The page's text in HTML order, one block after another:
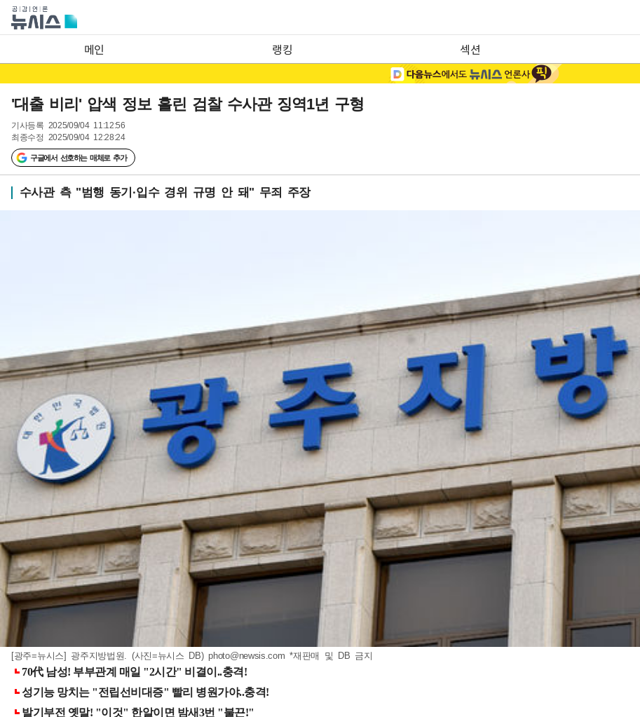
메인 랭킹 섹션
'대출 비리' 압색 정보 흘린 검찰 수사관 징역1년 구형
기사등록 2025/09/04 11:12:56
최종수정 2025/09/04 12:28:24
구글에서 선호하는 매체로 추가
수사관 측 "범행 동기·입수 경위 규명 안 돼" 무죄 주장
[광주=뉴시스] 광주지방법원. (사진=뉴시스 DB)photo@newsis.com *재판매 및 DB 금지